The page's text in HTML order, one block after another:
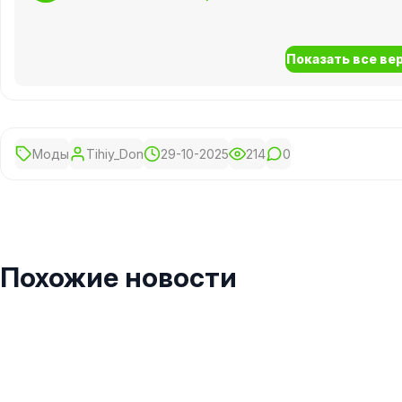
Показать все
Моды Tihiy_Don 29-10-2025 214 0
Похожие новости